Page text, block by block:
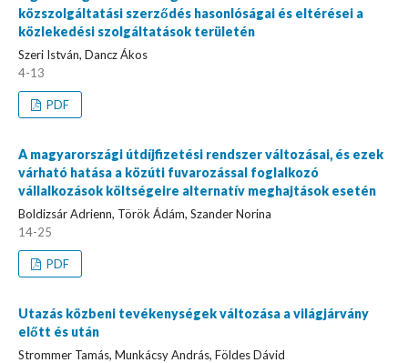
közszolgáltatási szerződés hasonlóságai és eltérései a
közlekedési szolgáltatások területén
Szeri István, Dancz Ákos
4-13
PDF
A magyarországi útdíjfizetési rendszer változásai, és ezek
várható hatása a közúti fuvarozással foglalkozó
vállalkozások költségeire alternatív meghajtások esetén
Boldizsár Adrienn, Török Ádám, Szander Norina
14-25
PDF
Utazás közbeni tevékenységek változása a világjárvány
előtt és után
Strommer Tamás, Munkácsy András, Földes Dávid